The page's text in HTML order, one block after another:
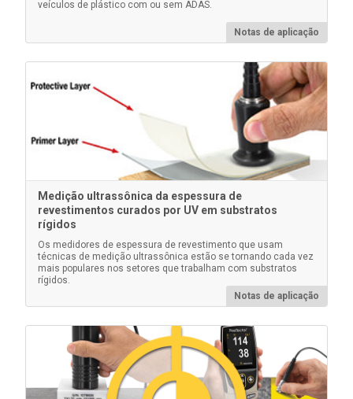
Calços plásticos certificados
Alternativa econômica às placas de metal revestidas,
com precisão reduzida. Ideal para proteger a ponta
de prova do PosiTector .
Saiba mais
veículos de plástico com ou sem ADAS.
Notas de aplicação
Medição ultrassônica da espessura de
revestimentos curados por UV em substratos
rígidos
Os medidores de espessura de revestimento que usam
técnicas de medição ultrassônica estão se tornando cada vez
mais populares nos setores que trabalham com substratos
rígidos.
Notas de aplicação